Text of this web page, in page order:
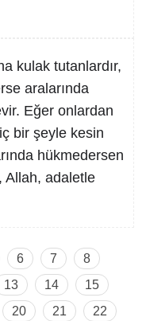
kulak tutanlardır,
aralarında
Eğer onlardan
bir şeyle kesin
hükmedersen
Allah, adaletle
6 7
8
13 14
15
20 21
22